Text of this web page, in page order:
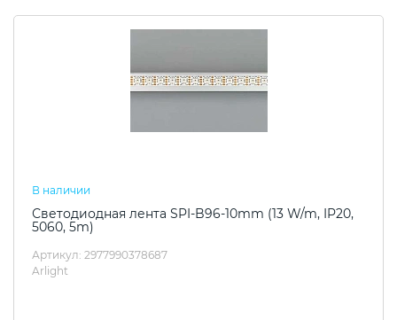
В наличии
Светодиодная лента SPI-B96-10mm (13 W/m, IP20,
5060, 5m)
Артикул: 2977990378687
Arlight